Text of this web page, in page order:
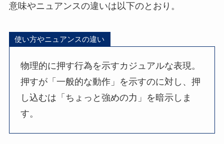
意味やニュアンスの違いは以下のとおり。
使い方やニュアンスの違い
物理的に押す行為を示すカジュアルな表現。
押すが「一般的な動作」を示すのに対し、押
し込むは「ちょっと強めの力」を暗示しま
す。